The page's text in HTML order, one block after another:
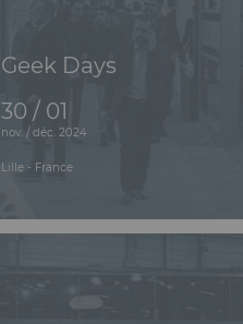
Geek Days
30 / 01
nov. / déc. 2024
Lille - France